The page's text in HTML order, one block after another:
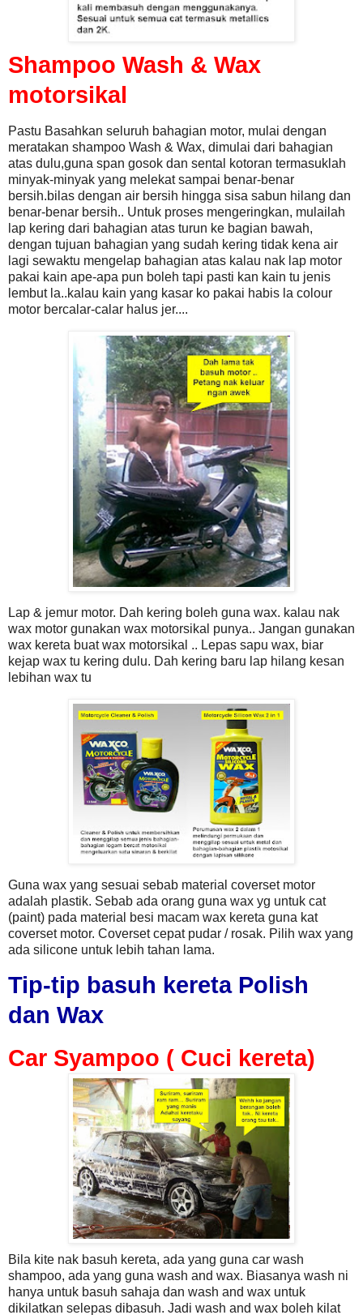
Shampoo Wash & Wax
motorsikal
Pastu Basahkan seluruh bahagian motor, mulai dengan
meratakan shampoo Wash & Wax, dimulai dari bahagian
atas dulu,guna span gosok dan sental kotoran termasuklah
minyak-minyak yang melekat sampai benar-benar
bersih.bilas dengan air bersih hingga sisa sabun hilang dan
benar-benar bersih.. Untuk proses mengeringkan, mulailah
lap kering dari bahagian atas turun ke bagian bawah,
dengan tujuan bahagian yang sudah kering tidak kena air
lagi sewaktu mengelap bahagian atas kalau nak lap motor
pakai kain ape-apa pun boleh tapi pasti kan kain tu jenis
lembut la..kalau kain yang kasar ko pakai habis la colour
motor bercalar-calar halus jer....
Lap & jemur motor. Dah kering boleh guna wax. kalau nak
wax motor gunakan wax motorsikal punya.. Jangan gunakan
wax kereta buat wax motorsikal .. Lepas sapu wax, biar
kejap wax tu kering dulu. Dah kering baru lap hilang kesan
lebihan wax tu
Guna wax yang sesuai sebab material coverset motor
adalah plastik. Sebab ada orang guna wax yg untuk cat
(paint) pada material besi macam wax kereta guna kat
coverset motor. Coverset cepat pudar / rosak. Pilih wax yang
ada silicone untuk lebih tahan lama.
Tip-tip basuh kereta Polish
dan Wax
Car Syampoo ( Cuci kereta)
Bila kite nak basuh kereta, ada yang guna car wash
shampoo, ada yang guna wash and wax. Biasanya wash ni
hanya untuk basuh sahaja dan wash and wax untuk
dikilatkan selepas dibasuh. Jadi wash and wax boleh kilat